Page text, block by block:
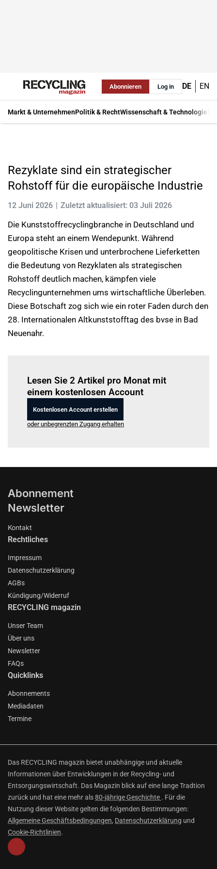
Abonnieren Log in DE EN
Markt & UnternehmenPolitik & RechtWissenschaft & Technologie
Rezyklate sind ein strategischer
Rohstoff für die europäische Industrie
12 Juni 2026 Zuletzt aktualisiert: 03 Juli 2026
Die Kunststoffrecyclingbranche in Deutschland und
Europa steht an einem Wendepunkt. Während
geopolitische Krisen und unterbrochene Lieferketten
die Bedeutung von Rezyklaten als strategischen
Rohstoff deutlich machen, kämpfen viele
Recyclingunternehmen ums wirtschaftliche Überleben.
Diese Botschaft zog sich wie ein roter Faden durch den
28. Internationalen Altkunststofftag des bvse in Bad
Neuenahr.
Lesen Sie 2 Artikel pro Monat mit
einem kostenlosen Account
Kostenlosen Account erstellen
oder unbegrenzten Zugang erhalten
Abonnement
Newsletter
Kontakt
Rechtliches
Impressum
Datenschutzerklärung
AGBs
Kündigung/Widerruf
RECYCLING magazin
Unser Team
Über uns
Newsletter
FAQs
Quicklinks
Abonnements
Mediadaten
Termine
Das RECYCLING magazin bietet unabhängige und aktuelle
Informationen über Entwicklungen in der Recycling- und
Entsorgungswirtschaft. Das Magazin blick auf eine lange Tradtion
zurück und hat eine mehr als80-jährige Geschichte . Für die
Nutzung dieser Website gelten die folgenden Bestimmungen:
Allgemeine Geschäftsbedingungen, Datenschutzerklärung und
Cookie-Richtlinien.